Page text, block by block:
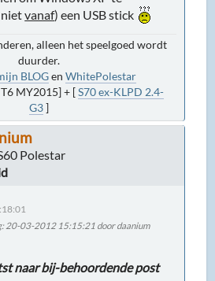
nietvanaf) een USB stick
alleen het speelgoed wordt
duurder.
BLOGen WhitePolestar
MY2015] + [S70 ex-KLPD 2.4-
G3]
Polestar
: 20-03-2012 15:15:21 door daanium
naar bij-behoordende post